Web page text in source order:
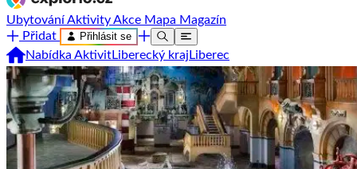
UbytováníAktivityAkce Mapa Magazín
Přidat
Přihlásit se
Nabídka AktivitLiberecký kraj Liberec